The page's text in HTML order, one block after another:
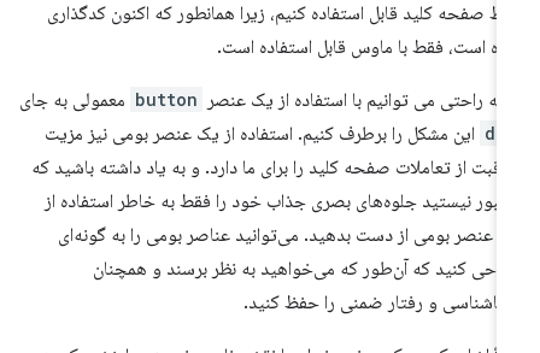
صفحه کلید قابل استفاده کنیم، زیرا همانطور که اکنون کدگذاری
است، فقط با ماوس قابل استفاده است.
به راحتی می توانیم با استفاده از یک عنصر button معمولی به جای
این مشکل را برطرف کنیم. استفاده از یک عنصر بومی نیز مزیت
از تعاملات صفحه کلید را برای ما دارد. و به یاد داشته باشید که
نیستید جلوه‌های بصری جذاب خود را فقط به خاطر استفاده از
عنصر بومی از دست بدهید. می‌توانید عناصر بومی را به گونه‌ای
کنید که آن‌طور که می‌خواهید به نظر برسند و همچنان
و رفتار ضمنی را حفظ کنید.